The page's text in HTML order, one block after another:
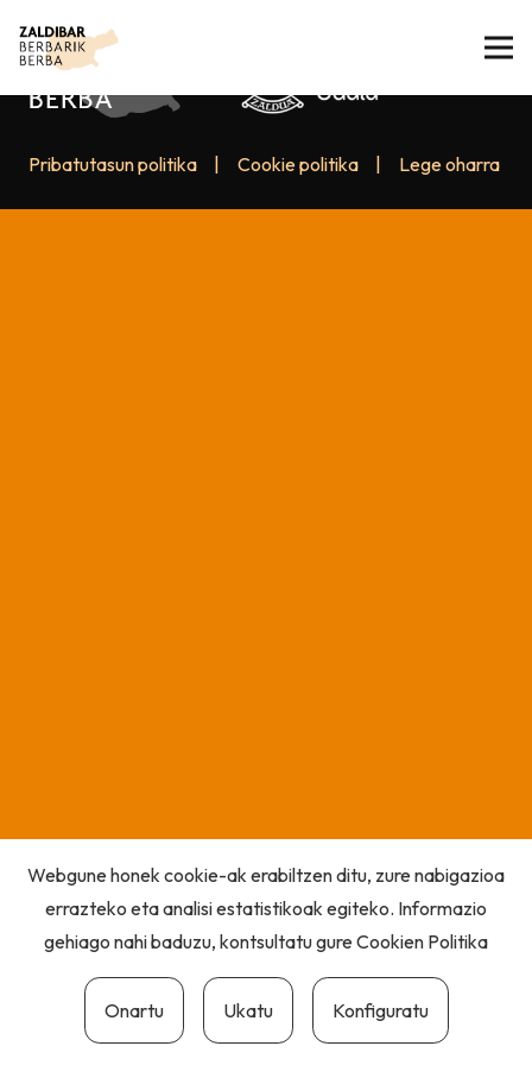
Pribatutasun politika Cookie politika Lege oharra
Webgune honek cookie-ak erabiltzen ditu, zure nabigazioa
errazteko eta analisi estatistikoak egiteko. Informazio
gehiago nahi baduzu, kontsultatu gureCookien Politika
Onartu Ukatu Konfiguratu